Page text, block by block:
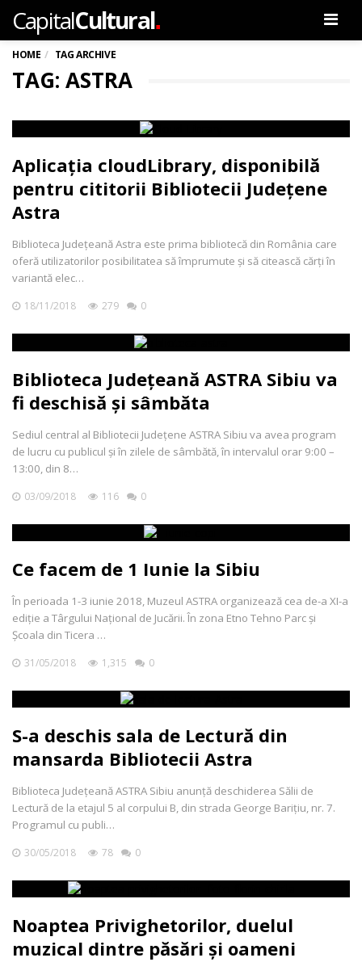
CapitalCultural.
HOME TAG ARCHIVE
TAG: ASTRA
Aplicația cloudLibrary, disponibilă
pentru cititorii Bibliotecii Județene
Astra
Biblioteca Județeană Astra este prima bibliotecă din România care
oferă utilizatorilor posibilitatea să împrumute și să citească cărți în
variantă elec…
18/11/2018 279 0
Biblioteca Județeană ASTRA Sibiu va
fi deschisă și sâmbăta
Sediul central al Bibliotecii Județene ASTRA Sibiu va avea program
de lucru cu publicul și în zilele de sâmbătă, în intervalul orar 9:00 –
13:00, din 8…
03/09/2018 116 0
Ce facem de 1 Iunie la Sibiu
În perioada 1-3 iunie 2018, Muzeul ASTRA organizează cea de-a XI-a
ediție a Târgului Național de Jucării. În zona Etno Tehno Parc și
Școala din Ticera …
31/05/2018 1,315 0
S-a deschis sala de Lectură din
mansarda Bibliotecii Astra
Biblioteca Județeană ASTRA Sibiu anunță deschiderea Sălii de
Lectură de la etajul 5 al corpului B, din strada George Barițiu, nr. 7.
Programul cu publi…
30/05/2018 78 0
Noaptea Privighetorilor, duelul
muzical dintre păsări și oameni